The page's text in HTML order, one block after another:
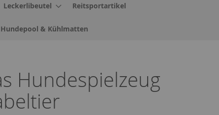
Leckerlibeutel Reitsportartikel
Hundepool & Kühlmatten
Hundespielzeug